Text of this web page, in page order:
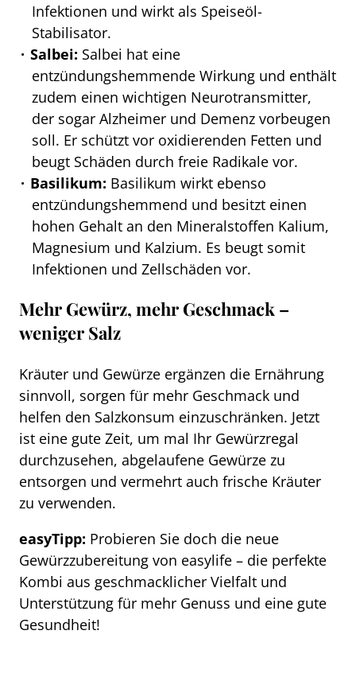
Infektionen und wirkt als Speiseöl-
Stabilisator.
Salbei: Salbei hat eine
entzündungshemmende Wirkung und enthält
zudem einen wichtigen Neurotransmitter,
der sogar Alzheimer und Demenz vorbeugen
soll. Er schützt vor oxidierenden Fetten und
beugt Schäden durch freie Radikale vor.
Basilikum: Basilikum wirkt ebenso
entzündungshemmend und besitzt einen
hohen Gehalt an den Mineralstoffen Kalium,
Magnesium und Kalzium. Es beugt somit
Infektionen und Zellschäden vor.
Mehr Gewürz, mehr Geschmack –
weniger Salz
Kräuter und Gewürze ergänzen die Ernährung
sinnvoll, sorgen für mehr Geschmack und
helfen den Salzkonsum einzuschränken. Jetzt
ist eine gute Zeit, um mal Ihr Gewürzregal
durchzusehen, abgelaufene Gewürze zu
entsorgen und vermehrt auch frische Kräuter
zu verwenden.
easyTipp: Probieren Sie doch die neue
Gewürzzubereitung von easylife – die perfekte
Kombi aus geschmacklicher Vielfalt und
Unterstützung für mehr Genuss und eine gute
Gesundheit!